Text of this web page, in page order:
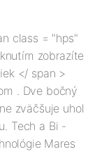
class = "hps"
zobrazíte
</ span >
. Dve bočný
zväčšuje uhol
Tech a Bi -
Mares